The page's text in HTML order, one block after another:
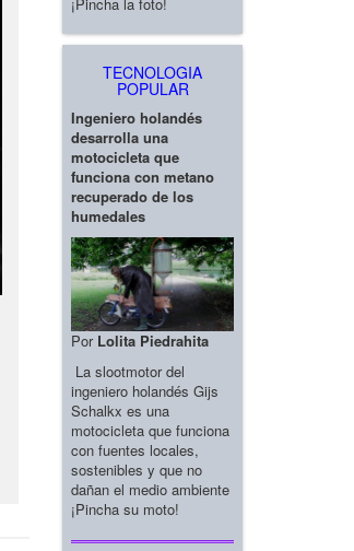
TECNOLOGIA
POPULAR
Ingeniero holandés
desarrolla una
motocicleta que
funciona con metano
recuperado de los
humedales
Por Lolita Piedrahita
La slootmotor del
ingeniero holandés Gijs
Schalkx es una
motocicleta que funciona
con fuentes locales,
sostenibles y que no
dañan el medio ambiente
¡Pincha su moto!